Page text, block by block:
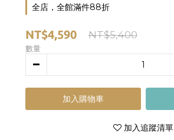
全店，全館滿件88折
NT$4,590 NT$5,400
數量
加入購物車
加入追蹤清單